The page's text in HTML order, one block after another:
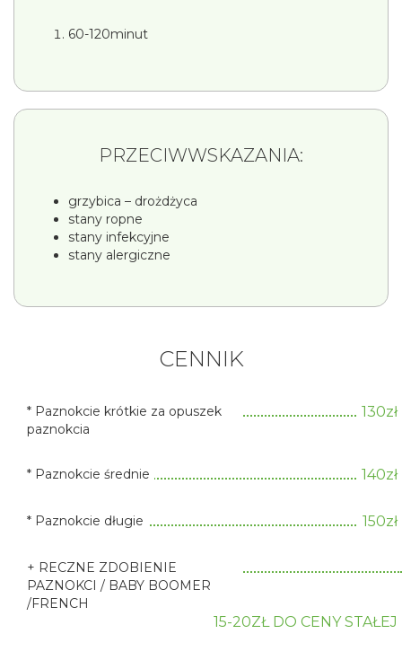
60-120minut
PRZECIWWSKAZANIA:
grzybica – drożdżyca
stany ropne
stany infekcyjne
stany alergiczne
CENNIK
* Paznokcie krótkie za opuszek
paznokcia
130zł
* Paznokcie średnie 140zł
* Paznokcie długie 150zł
+ RECZNE ZDOBIENIE
PAZNOKCI / BABY BOOMER
/FRENCH
15-20ZŁ DO CENY STAŁEJ